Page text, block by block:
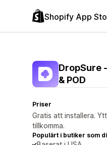
Shopify App
DropSure
& POD
Priser
Gratis att installera.
tillkomma.
Populärt i butiker som